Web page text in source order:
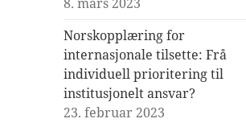
8. mars 2023
Norskopplæring for
internasjonale tilsette: Frå
individuell prioritering til
institusjonelt ansvar?
23. februar 2023